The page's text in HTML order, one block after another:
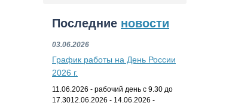
Последние новости
03.06.2026
График работы на День России
2026 г.
11.06.2026 - рабочий день с 9.30 до
17.3012.06.2026 - 14.06.2026 -